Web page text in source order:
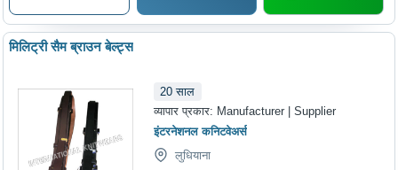
मिलिट्री सैम ब्राउन बेल्ट्स
20 साल
व्यापार प्रकार: Manufacturer | Supplier
इंटरनेशनल कनिटवेअर्स
लुधियाना